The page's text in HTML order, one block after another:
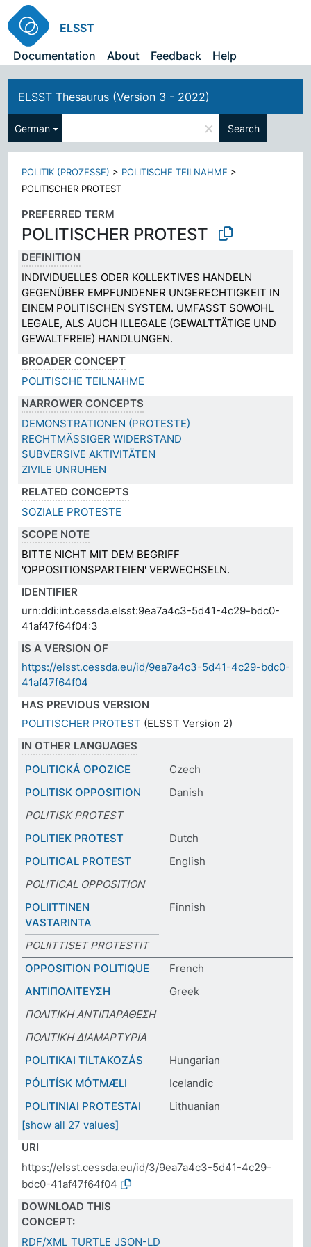
ELSST
Documentation
About Feedback Help
ELSST Thesaurus (Version 3 - 2022)
German × Search
POLITIK (PROZESSE) > POLITISCHE TEILNAHME >
POLITISCHER PROTEST
PREFERRED TERM
POLITISCHER PROTEST
DEFINITION
INDIVIDUELLES ODER KOLLEKTIVES HANDELN
GEGENÜBER EMPFUNDENER UNGERECHTIGKEIT IN
EINEM POLITISCHEN SYSTEM. UMFASST SOWOHL
LEGALE, ALS AUCH ILLEGALE (GEWALTTÄTIGE UND
GEWALTFREIE) HANDLUNGEN.
BROADER CONCEPT
POLITISCHE TEILNAHME
NARROWER CONCEPTS
DEMONSTRATIONEN (PROTESTE)
RECHTMÄSSIGER WIDERSTAND
SUBVERSIVE AKTIVITÄTEN
ZIVILE UNRUHEN
RELATED CONCEPTS
SOZIALE PROTESTE
SCOPE NOTE
BITTE NICHT MIT DEM BEGRIFF
'OPPOSITIONSPARTEIEN' VERWECHSELN.
IDENTIFIER
urn:ddi:int.cessda.elsst:9ea7a4c3-5d41-4c29-bdc0-
41af47f64f04:3
IS A VERSION OF
https://elsst.cessda.eu/id/9ea7a4c3-5d41-4c29-bdc0-
41af47f64f04
HAS PREVIOUS VERSION
POLITISCHER PROTEST (ELSST Version 2)
IN OTHER LANGUAGES
POLITICKÁ OPOZICE
Czech
POLITISK OPPOSITION
Danish
POLITISK PROTEST
POLITIEK PROTEST
Dutch
POLITICAL PROTEST
English
POLITICAL OPPOSITION
POLIITTINEN
VASTARINTA
Finnish
POLIITTISET PROTESTIT
OPPOSITION POLITIQUE
French
ΑΝΤΙΠΟΛΙΤΕΥΣΗ
Greek
ΠΟΛΙΤΙΚΗ ΑΝΤΙΠΑΡΑΘΕΣΗ
ΠΟΛΙΤΙΚΗ ΔΙΑΜΑΡΤΥΡΙΑ
POLITIKAI TILTAKOZÁS
Hungarian
PÓLITÍSK MÓTMÆLI
Icelandic
POLITINIAI PROTESTAI
Lithuanian
[show all 27 values]
URI
https://elsst.cessda.eu/id/3/9ea7a4c3-5d41-4c29-
bdc0-41af47f64f04
DOWNLOAD THIS
CONCEPT:
RDF/XML TURTLE JSON-LD